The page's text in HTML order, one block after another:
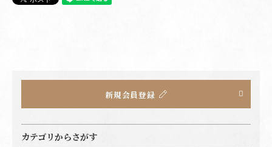
新規会員登録
カテゴリからさがす